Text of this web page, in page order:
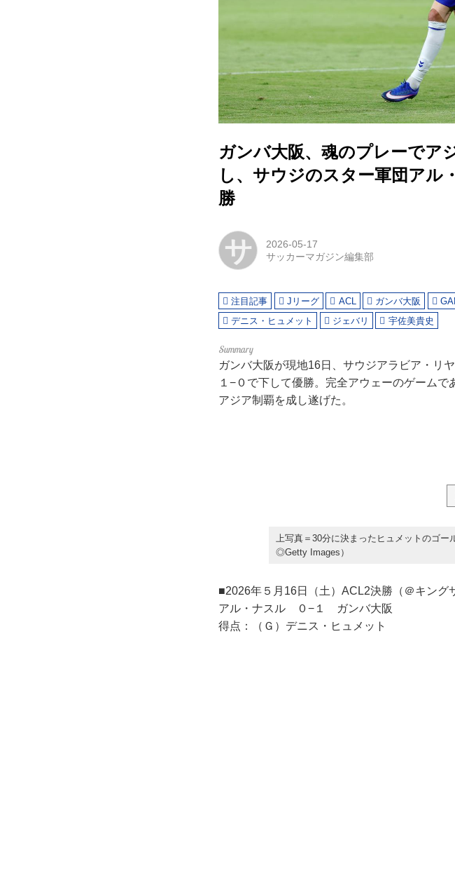
ガンバ大阪、魂のプレーで
し、サウジのスター軍団ア
勝
サ
2026-05-17
サッカーマガジン編集部
注目記事 Jリーグ ACL ガンバ大阪
デニス・ヒュメット
ジェバリ 宇佐美貴史
ガンバ大阪が現地16日、サウジアラビア・リ
１−０で下して優勝。完全アウェーのゲームで
アジア制覇を成し遂げた。
上写真＝30分に決まったヒュメットのゴ
◎Getty Images）
■2026年５月16日（土）ACL2決勝（＠キング
アル・ナスル ０−１ ガンバ大阪
得点：（Ｇ）デニス・ヒュメット